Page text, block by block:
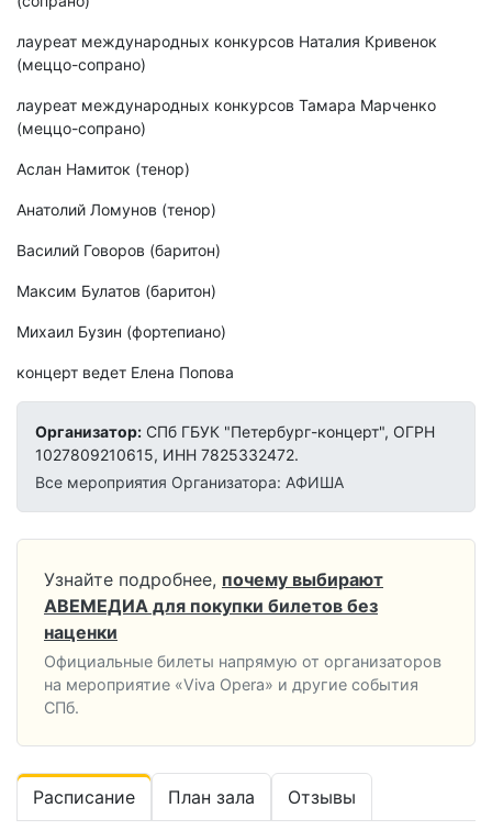
лауреат международных конкурсов Наталия Кривенок
(меццо-сопрано)
лауреат международных конкурсов Тамара Марченко
(меццо-сопрано)
Аслан Намиток (тенор)
Анатолий Ломунов (тенор)
Василий Говоров (баритон)
Максим Булатов (баритон)
Михаил Бузин (фортепиано)
концерт ведет Елена Попова
Организатор: СПб ГБУК "Петербург-концерт", ОГРН
1027809210615, ИНН 7825332472.
Все мероприятия Организатора: АФИША
Узнайте подробнее, почему выбирают
АВЕМЕДИА для покупки билетов без
наценки
Официальные билеты напрямую от организаторов
на мероприятие «Viva Opera» и другие события
СПб.
Расписание План зала Отзывы